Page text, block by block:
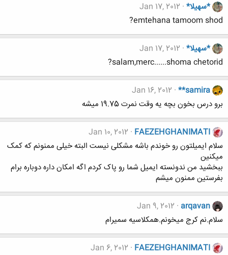
*سهیلا* Jan 17, 2012
emtehana tamoom shod?
*سهیلا* Jan 17, 2012
salam,merc......shoma chetorid?
**samira
Jan 16, 2012
برو درس بخون بچه یه وقت نمرت 19.75 میشه
FAEZEHGHANIMATI
Jan 10, 2012
سلام ایمیلتون رو خوندم باشه مشکلی نیست البته خیلی ممنونم که کمک
میکنین
ببخشید من ندونسته ایمیل شما رو پاک کردم اگه امکان داره دوباره برام
بفرستین ممنون میشم
arqavan
Jan 9, 2012
سلام.نم کرج میخونم.همکلاسیه سمیرام
FAEZEHGHANIMATI
Jan 6, 2012